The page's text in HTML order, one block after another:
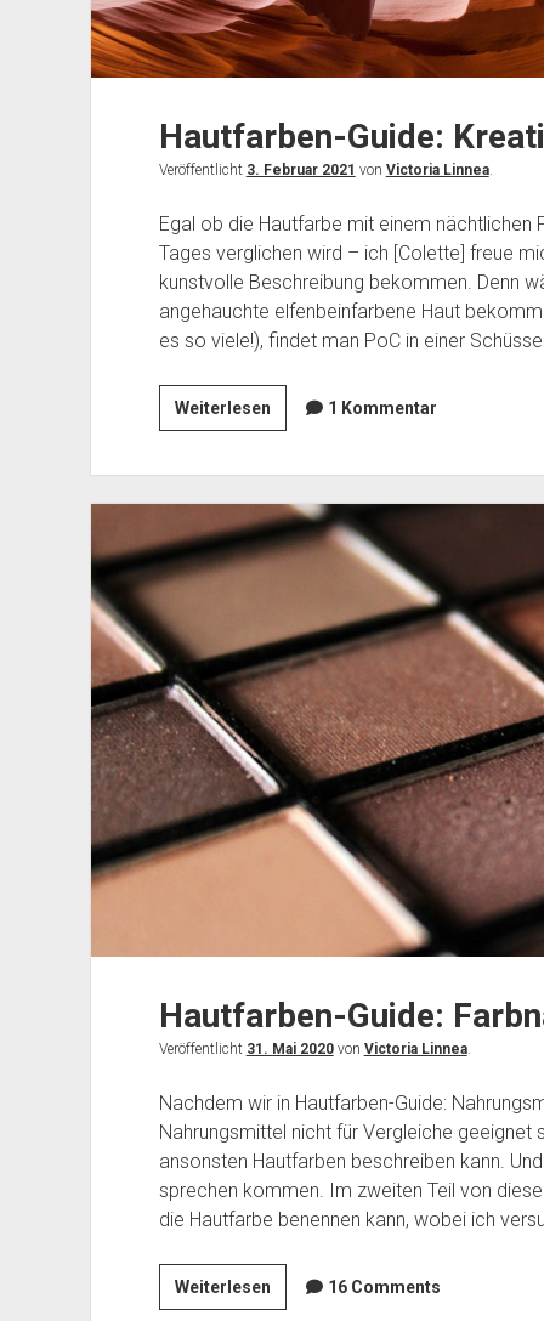
Hautfarben-Guide:
Veröffentlicht 3. Februar 2021 von Victoria Linnea.
Egal ob die Hautfarbe mit einem
Tages verglichen wird – ich [Colette] freue
kunstvolle Beschreibung bekommen. Denn
angehauchte elfenbeinfarbene Haut
es so viele!), findet man PoC in einer
WeiterlesenHautfarben-
Guide:
1 Kommentar
Hautfarben-Guide:
Veröffentlicht 31. Mai 2020von Victoria Linnea.
Nachdem wir in Hautfarben-Guide:
Nahrungsmittel nicht für Vergleiche geeignet
ansonsten Hautfarben beschreiben kann.
sprechen kommen. Im zweiten Teil von
die Hautfarbe benennen kann, wobei ich
WeiterlesenHautfarben-
Guide:
16 Comments